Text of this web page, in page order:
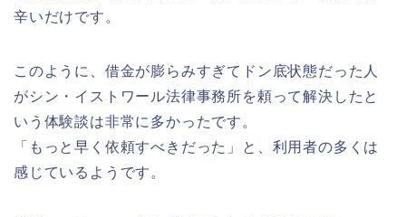
辛いだけです。
このように、借金が膨らみすぎてドン底状態だった人
がシン・イストワール法律事務所を頼って解決したと
いう体験談は非常に多かったです。
「もっと早く依頼すべきだった」と、利用者の多くは
感じているようです。